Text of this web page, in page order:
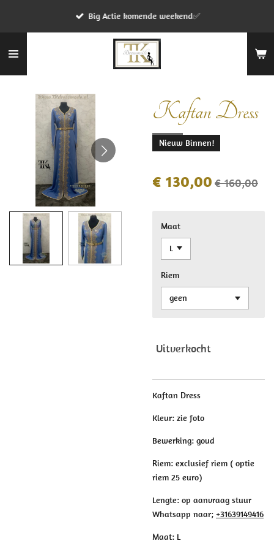
de
Big Actie komende weekend✅
Kaftan Dress
Nieuw Binnen!
€ 130,00 € 160,00
Maat
Riem
Uitverkocht
Kaftan Dress
Kleur: zie foto
Bewerking: goud
Riem: exclusief riem ( optie
riem 25 euro)
Lengte: op aanvraag stuur
Whatsapp naar; +31639149416
Maat: L